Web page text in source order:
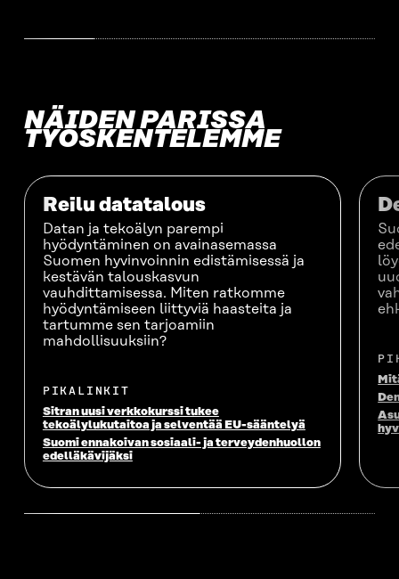
NÄIDEN PARISSA
TYÖSKENTELEMME
Reilu datatalous
Datan ja tekoälyn parempi
hyödyntäminen on avainasemassa
Suomen hyvinvoinnin edistämisessä ja
kestävän talouskasvun
vauhdittamisessa. Miten ratkomme
hyödyntämiseen liittyviä haasteita ja
tartumme sen tarjoamiin
mahdollisuuksiin?
PIKALINKIT
Sitran uusi verkkokurssi tukee
tekoälylukutaitoa ja selventää EU-sääntelyä
Suomi ennakoivan sosiaali- ja terveydenhuollon
edelläkävijäksi